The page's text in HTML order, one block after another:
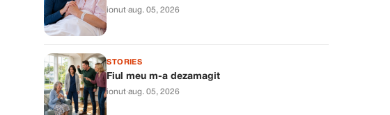
ionut·aug. 05, 2026
STORIES
Fiul meu m-a dezamagit
ionut·aug. 05, 2026